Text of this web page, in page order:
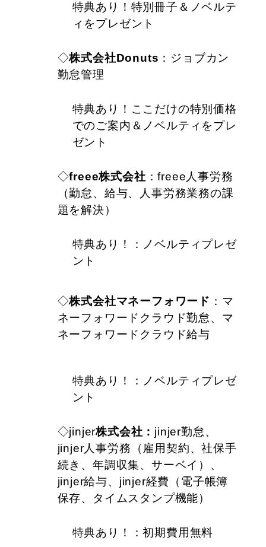
特典あり！特別冊子＆ノベルテ
ィをプレゼント
◇株式会社Donuts ：ジョブカン
勤怠管理
特典あり！ここだけの特別価格
でのご案内＆ノベルティをプレ
ゼント
◇freee株式会社 ：freee人事労務
（勤怠、給与、人事労務業務の課
題を解決）
特典あり！：ノベルティプレゼ
ント
◇株式会社マネーフォワード ：マ
ネーフォワードクラウド勤怠、マ
ネーフォワードクラウド給与
特典あり！：ノベルティプレゼ
ント
◇jinjer株式会社： jinjer勤怠、
jinjer人事労務（雇用契約、社保手
続き、年調収集、サーベイ）、
jinjer給与、jinjer経費（電子帳簿
保存、タイムスタンプ機能）
特典あり！：初期費用無料